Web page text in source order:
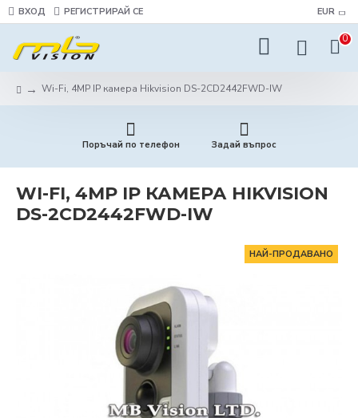
ВХОД РЕГИСТРИРАЙ СЕ EUR
0
Wi-Fi, 4MP IP камера Hikvision DS-2CD2442FWD-IW
Поръчай по телефон Задай въпрос
WI-FI, 4MP IP КАМЕРА HIKVISION
DS-2CD2442FWD-IW
НАЙ-ПРОДАВАНО